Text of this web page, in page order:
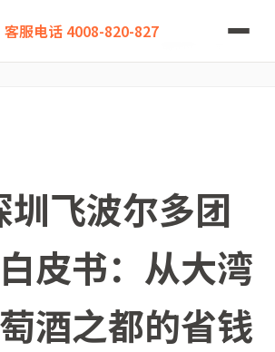
客服电话 4008-820-827
队机票白皮书：从大湾区到葡萄酒之都的省
飞波尔多团
皮书：从大湾
酒之都的省钱